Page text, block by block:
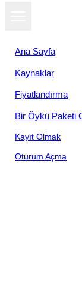
Ana Sayfa
Kaynaklar
Fiyatlandırma
Bir Öykü Paketi
Kayıt Olmak
Oturum Açma